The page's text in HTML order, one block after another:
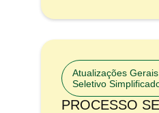
Atualizações Gerais
Seletivo
PROCESSO